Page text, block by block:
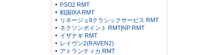
PSO2 RMT
戦国IXA RMT
リネージュIIクラシックサービス RMT
ネクソンポイント RMT|NP RMT
イザナギ RMT
レイヴン2(RAVEN2)
アトランティカ RMT